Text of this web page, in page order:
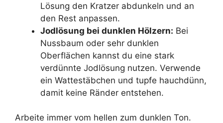
Lösung den Kratzer abdunkeln und an
den Rest anpassen.
Jodlösung bei dunklen Hölzern: Bei
Nussbaum oder sehr dunklen
Oberflächen kannst du eine stark
verdünnte Jodlösung nutzen. Verwende
ein Wattestäbchen und tupfe hauchdünn,
damit keine Ränder entstehen.
Arbeite immer vom hellen zum dunklen Ton.